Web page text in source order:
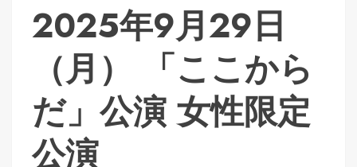
2025年9月29日
（月） 「ここから
だ」公演 女性限定
公演